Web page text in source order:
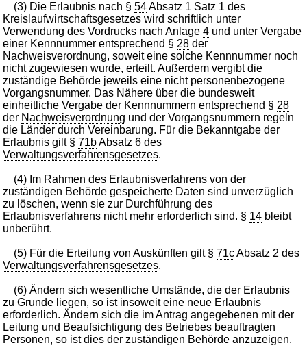
(3) Die Erlaubnis nach §54Absatz 1 Satz 1 des
Kreislaufwirtschaftsgesetzes wird schriftlich unter
Verwendung des Vordrucks nach Anlage4 und unter Vergabe
einer Kennnummer entsprechend § 28 der
Nachweisverordnung, soweit eine solche Kennnummer noch
nicht zugewiesen wurde, erteilt. Außerdem vergibt die
zuständige Behörde jeweils eine nicht personenbezogene
Vorgangsnummer. Das Nähere über die bundesweit
einheitliche Vergabe der Kennnummern entsprechend § 28
der Nachweisverordnung und der Vorgangsnummern regeln
die Länder durch Vereinbarung. Für die Bekanntgabe der
Erlaubnis gilt §71bAbsatz 6 des
Verwaltungsverfahrensgesetzes.
(4) Im Rahmen des Erlaubnisverfahrens von der
zuständigen Behörde gespeicherte Daten sind unverzüglich
zu löschen, wenn sie zur Durchführung des
Erlaubnisverfahrens nicht mehr erforderlich sind. § 14 bleibt
unberührt.
(5) Für die Erteilung von Auskünften gilt §71cAbsatz 2 des
Verwaltungsverfahrensgesetzes.
(6) Ändern sich wesentliche Umstände, die der Erlaubnis
zu Grunde liegen, so ist insoweit eine neue Erlaubnis
erforderlich. Ändern sich die im Antrag angegebenen mit der
Leitung und Beaufsichtigung des Betriebes beauftragten
Personen, so ist dies der zuständigen Behörde anzuzeigen.